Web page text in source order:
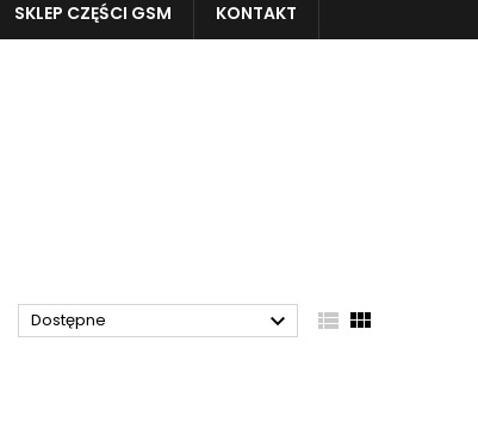
SKLEP CZĘŚCI GSM KONTAKT
Dostępne   